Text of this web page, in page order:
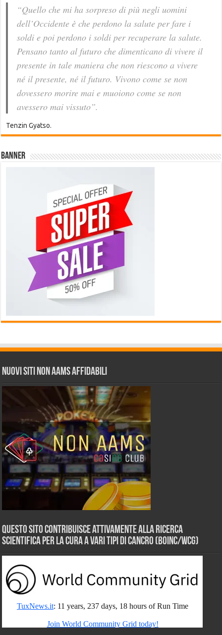
“Quello che mi ha sorpreso di più negli uomini
dell’Occidente è che perdono la salute per fare i
soldi e poi perdono i soldi per recuperare la salute.
Pensano tanto al futuro che dimenticano di vivere il
presente in tale maniera che non riescono a vivere
né il presente, né il futuro. Vivono come se non
dovessero morire mai e muoiono come se non
avessero mai vissuto”.
Tenzin Gyatso.
Banner
Nuovi siti non AAMS affidabili
Questo sito contribuisce attivamente alla ricerca
scientifica per la cura a vari tipi di Cancro (BOINC/WCG)